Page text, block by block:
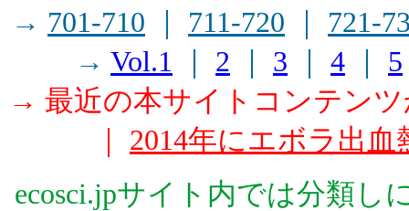
→ 701-710 711-720
721-
→ Vol.1 2 3 4 5
→ 最近の本サイトコンテン
2014年にエボラ出血
ecosci.jpサイト内では分類し